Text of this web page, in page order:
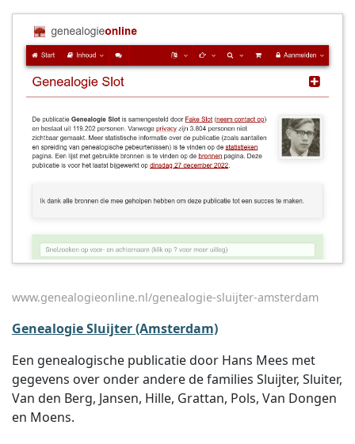
www.genealogieonline.nl/genealogie-sluijter-amsterdam
Genealogie Sluijter (Amsterdam)
Een genealogische publicatie door Hans Mees met
gegevens over onder andere de families Sluijter, Sluiter,
Van den Berg, Jansen, Hille, Grattan, Pols, Van Dongen
en Moens.